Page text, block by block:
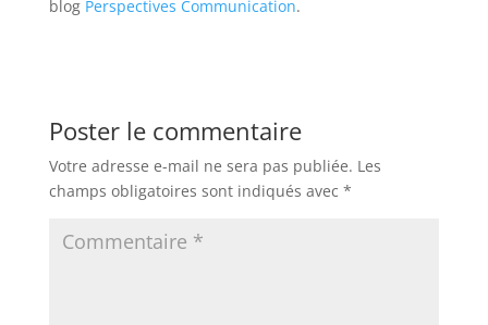
blog Perspectives Communication.​​​​​
Poster le commentaire
Votre adresse e-mail ne sera pas publiée. Les
champs obligatoires sont indiqués avec *